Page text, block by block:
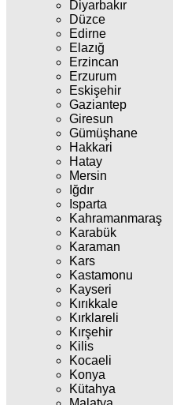
Diyarbakır
Düzce
Edirne
Elazığ
Erzincan
Erzurum
Eskişehir
Gaziantep
Giresun
Gümüşhane
Hakkari
Hatay
Mersin
Iğdır
Isparta
Kahramanmaraş
Karabük
Karaman
Kars
Kastamonu
Kayseri
Kırıkkale
Kırklareli
Kırşehir
Kilis
Kocaeli
Konya
Kütahya